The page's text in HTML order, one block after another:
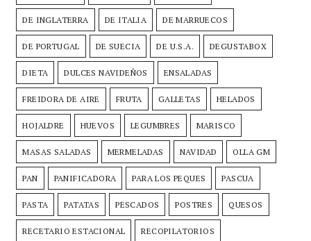
DE INGLATERRA DE ITALIA DE MARRUECOS
DE PORTUGAL DE SUECIA DE U.S.A. DEGUSTABOX
DIETA DULCES NAVIDEÑOS ENSALADAS
FREIDORA DE AIRE FRUTA GALLETAS HELADOS
HOJALDRE HUEVOS LEGUMBRES MARISCO
MASAS SALADAS MERMELADAS NAVIDAD OLLA GM
PAN PANIFICADORA PARA LOS PEQUES PASCUA
PASTA PATATAS PESCADOS POSTRES QUESOS
RECETARIO ESTACIONAL RECOPILATORIOS